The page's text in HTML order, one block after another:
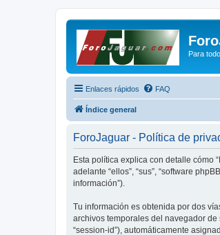
Para
Enlaces rápidos FAQ
Índice general
ForoJaguar - Política de
Esta política explica con detalle cómo
adelante “ellos”, “sus”, “software
información”).
Tu información es obtenida por dos
archivos temporales del navegador
“session-id”), automáticamente